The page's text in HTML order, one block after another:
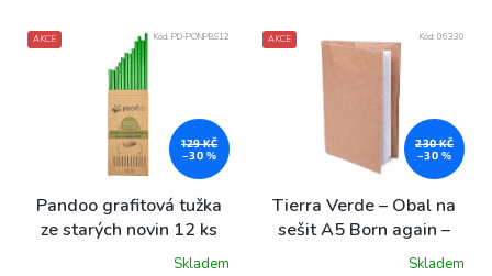
V
ýAKCE
129 KČ
–30 %
Pandoo grafitová tužka
ze starých novin 12 ks
Skladem
Kód: PD-PONPBS12 AKCE
230 KČ
–30 %
Tierra Verde – Obal na
sešit A5 Born again –
bezobal 10 ksSkladem
Kód: 06330